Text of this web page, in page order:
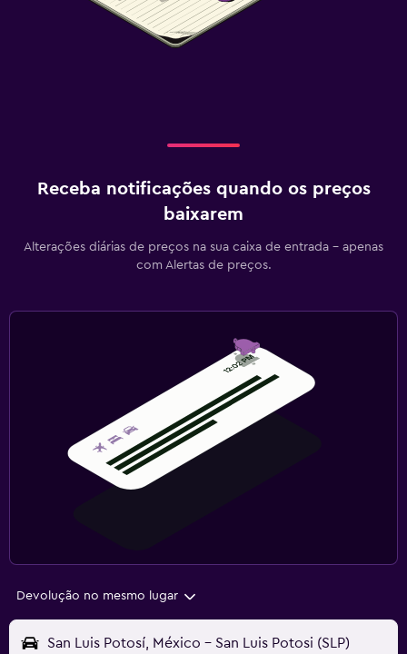
Receba notificações quando os preços
baixarem
Alterações diárias de preços na sua caixa de entrada - apenas
com Alertas de preços.
Devolução no mesmo lugar
San Luis Potosí, México - San Luis Potosi (SLP)